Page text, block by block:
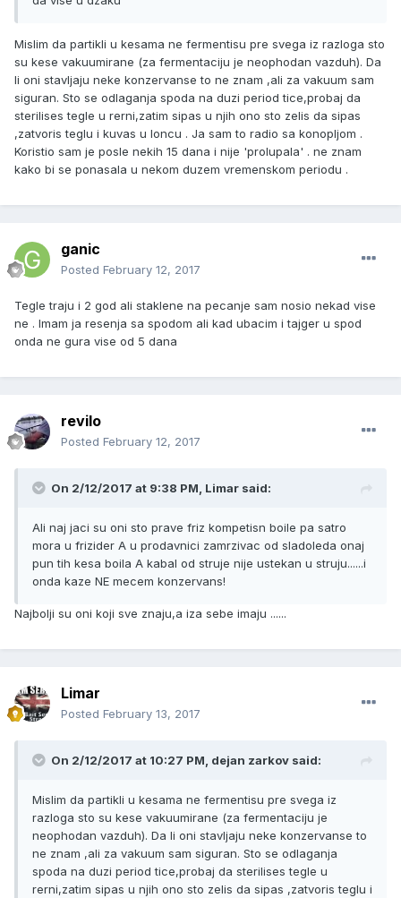
Mislim da partikli u kesama ne fermentisu pre svega iz razloga sto
su kese vakuumirane (za fermentaciju je neophodan vazduh). Da
li oni stavljaju neke konzervanse to ne znam ,ali za vakuum sam
siguran. Sto se odlaganja spoda na duzi period tice,probaj da
sterilises tegle u rerni,zatim sipas u njih ono sto zelis da sipas
,zatvoris teglu i kuvas u loncu . Ja sam to radio sa konopljom .
Koristio sam je posle nekih 15 dana i nije 'prolupala' . ne znam
kako bi se ponasala u nekom duzem vremenskom periodu .
ganic
Posted February 12, 2017
Tegle traju i 2 god ali staklene na pecanje sam nosio nekad vise
ne . Imam ja resenja sa spodom ali kad ubacim i tajger u spod
onda ne gura vise od 5 dana
revilo
Posted February 12, 2017
On 2/12/2017 at 9:38 PM, Limar said:
Ali naj jaci su oni sto prave friz kompetisn boile pa satro
mora u frizider A u prodavnici zamrzivac od sladoleda onaj
pun tih kesa boila A kabal od struje nije ustekan u struju......i
onda kaze NE mecem konzervans!
Najbolji su oni koji sve znaju,a iza sebe imaju ......
Limar
Posted February 13, 2017
On 2/12/2017 at 10:27 PM, dejan zarkov said:
Mislim da partikli u kesama ne fermentisu pre svega iz
razloga sto su kese vakuumirane (za fermentaciju je
neophodan vazduh). Da li oni stavljaju neke konzervanse to
ne znam ,ali za vakuum sam siguran. Sto se odlaganja
spoda na duzi period tice,probaj da sterilises tegle u
rerni,zatim sipas u njih ono sto zelis da sipas ,zatvoris teglu i